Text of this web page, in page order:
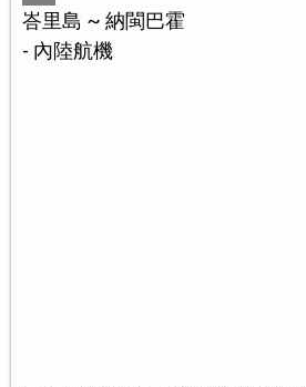
峇里島 ~ 納閩巴霍
- 內陸航機